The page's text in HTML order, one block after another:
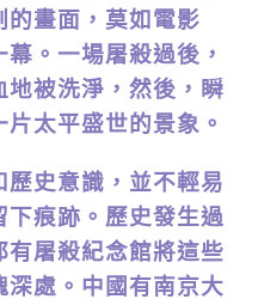
的畫面，莫如電影
幕。一場屠殺過後，
被洗淨，然後，瞬
太平盛世的景象。
史意識，並不輕易
下痕跡。歷史發生過
屠殺紀念館將這些
深處。中國有南京大